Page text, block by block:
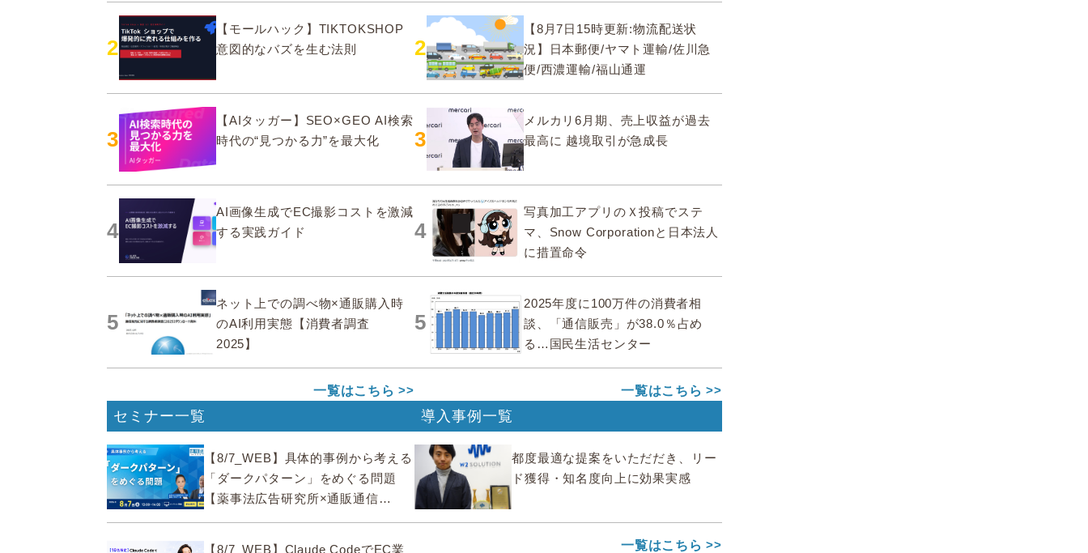
2
【モールハック】TIKTOKSHOP
意図的なバズを生む法則
3
【AIタッガー】SEO×GEO AI検索
時代の“見つかる力”を最大化
4
AI画像生成でEC撮影コストを激減
する実践ガイド
5
ネット上での調べ物×通販購入時
のAI利用実態【消費者調査
2025】
一覧はこちら
2
【8月7日15時更新:物流配送状
況】日本郵便/ヤマト運輸/佐川急
便/西濃運輸/福山通運
3
メルカリ6月期、売上収益が過去
最高に 越境取引が急成長
4
写真加工アプリのＸ投稿でステ
マ、Snow Corporationと日本法人
に措置命令
5
2025年度に100万件の消費者相
談、「通信販売」が38.0％占め
る…国民生活センター
一覧はこちら
セミナー一覧
【8/7_WEB】具体的事例から考える
「ダークパターン」をめぐる問題
【薬事法広告研究所×通販通信
【8/7_WEB】Claude CodeでEC業
導入事例一覧
都度最適な提案をいただだき、リー
ド獲得・知名度向上に効果実感
一覧はこちら